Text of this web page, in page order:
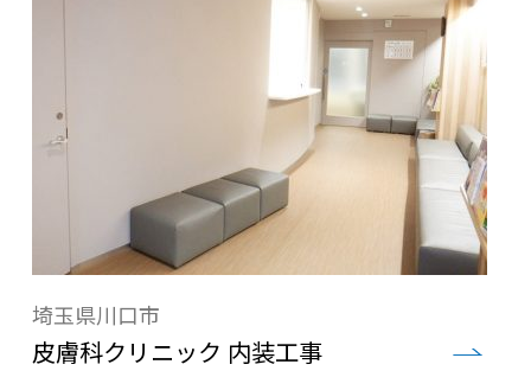
埼玉県川口市
皮膚科クリニック 内装工事